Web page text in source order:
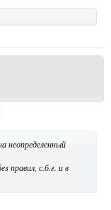
неопределенный
правил, с.б.г. и в